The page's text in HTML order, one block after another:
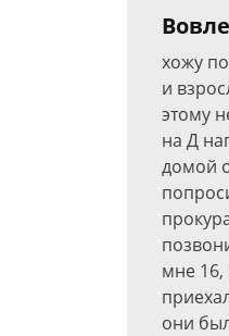
хожу
и
этому
на Д
домой
мне 16,
они